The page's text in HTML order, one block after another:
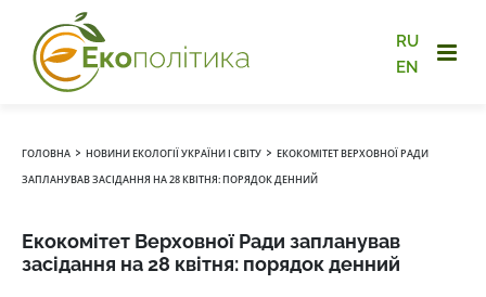
RU
EN
ГОЛОВНА › НОВИНИ ЕКОЛОГІЇ УКРАЇНИ І СВІТУ › ЕКОКОМІТЕТ ВЕРХОВНОЇ РАДИ
ЗАПЛАНУВАВ ЗАСІДАННЯ НА 28 КВІТНЯ: ПОРЯДОК ДЕННИЙ
Екокомітет Верховної Ради запланував
засідання на 28 квітня: порядок денний